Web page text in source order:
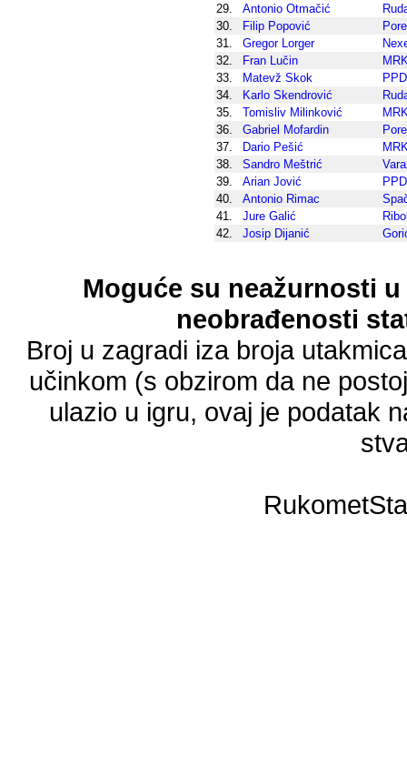
29.
Antonio Otmačić
30.
Filip Popović
31.
Gregor Lorger
32.
Fran Lučin
33.
Matevž Skok
34.
Karlo Skendrović
35.
Tomisliv Milinković
36.
Gabriel Mofardin
37.
Dario Pešić
38.
Sandro Meštrić
39.
Arian Jović
40.
Antonio Rimac
41.
Jure Galić
42.
Josip Dijanić
Moguće su neažurnosti
neobrađenosti
Broj u zagradi iza broja
učinkom (s obzirom da ne
ulazio u igru, ovaj je podatak